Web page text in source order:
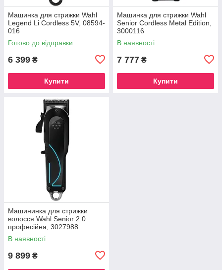
Машинка для стрижки Wahl
Legend Li Cordless 5V, 08594-
016
Готово до відправки
6 399 ₴
Купити
Машинка для стрижки Wahl
Senior Cordless Metal Edition,
3000116
В наявності
7 777 ₴
Купити
Машининка для стрижки
волосся Wahl Senior 2.0
професійна, 3027988
В наявності
9 899 ₴